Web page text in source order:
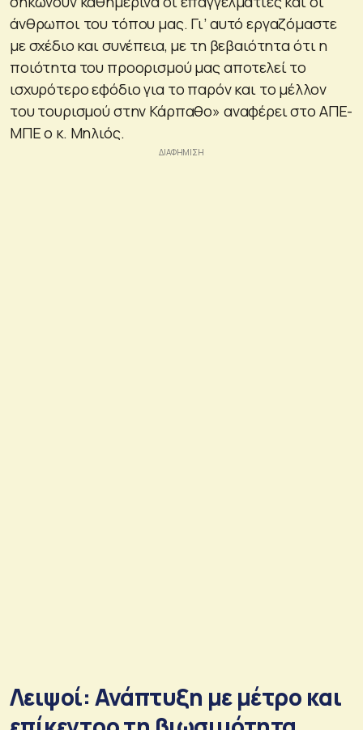
άνθρωποι του τόπου μας. Γι’ αυτό εργαζόμαστε
με σχέδιο και συνέπεια, με τη βεβαιότητα ότι η
ποιότητα του προορισμού μας αποτελεί το
ισχυρότερο εφόδιο για το παρόν και το μέλλον
του τουρισμού στην Κάρπαθο» αναφέρει στο ΑΠΕ-
ΜΠΕ ο κ. Μηλιός.
Λειψοί: Ανάπτυξη με μέτρο και